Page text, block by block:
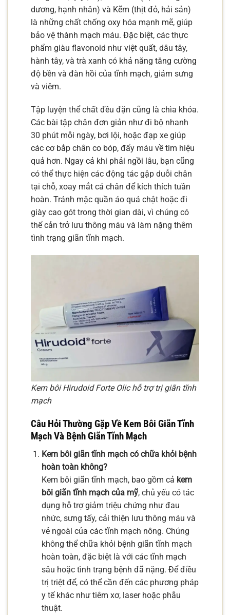
dương, hạnh nhân) và Kẽm (thịt đỏ, hải sản)
là những chất chống oxy hóa mạnh mẽ, giúp
bảo vệ thành mạch máu. Đặc biệt, các thực
phẩm giàu flavonoid như việt quất, dâu tây,
hành tây, và trà xanh có khả năng tăng cường
độ bền và đàn hồi của tĩnh mạch, giảm sưng
và viêm.
Tập luyện thể chất đều đặn cũng là chìa khóa.
Các bài tập chân đơn giản như đi bộ nhanh
30 phút mỗi ngày, bơi lội, hoặc đạp xe giúp
các cơ bắp chân co bóp, đẩy máu về tim hiệu
quả hơn. Ngay cả khi phải ngồi lâu, bạn cũng
có thể thực hiện các động tác gập duỗi chân
tại chỗ, xoay mắt cá chân để kích thích tuần
hoàn. Tránh mặc quần áo quá chật hoặc đi
giày cao gót trong thời gian dài, vì chúng có
thể cản trở lưu thông máu và làm nặng thêm
tình trạng giãn tĩnh mạch.
Kem bôi Hirudoid Forte Olic hỗ trợ trị giãn tĩnh
mạch
Câu Hỏi Thường Gặp Về Kem Bôi Giãn Tĩnh
Mạch Và Bệnh Giãn Tĩnh Mạch
Kem bôi giãn tĩnh mạch có chữa khỏi bệnh
hoàn toàn không?
Kem bôi giãn tĩnh mạch, bao gồm cả kem
bôi giãn tĩnh mạch của mỹ, chủ yếu có tác
dụng hỗ trợ giảm triệu chứng như đau
nhức, sưng tấy, cải thiện lưu thông máu và
vẻ ngoài của các tĩnh mạch nông. Chúng
không thể chữa khỏi bệnh giãn tĩnh mạch
hoàn toàn, đặc biệt là với các tĩnh mạch
sâu hoặc tình trạng bệnh đã nặng. Để điều
trị triệt để, có thể cần đến các phương pháp
y tế khác như tiêm xơ, laser hoặc phẫu
thuật.